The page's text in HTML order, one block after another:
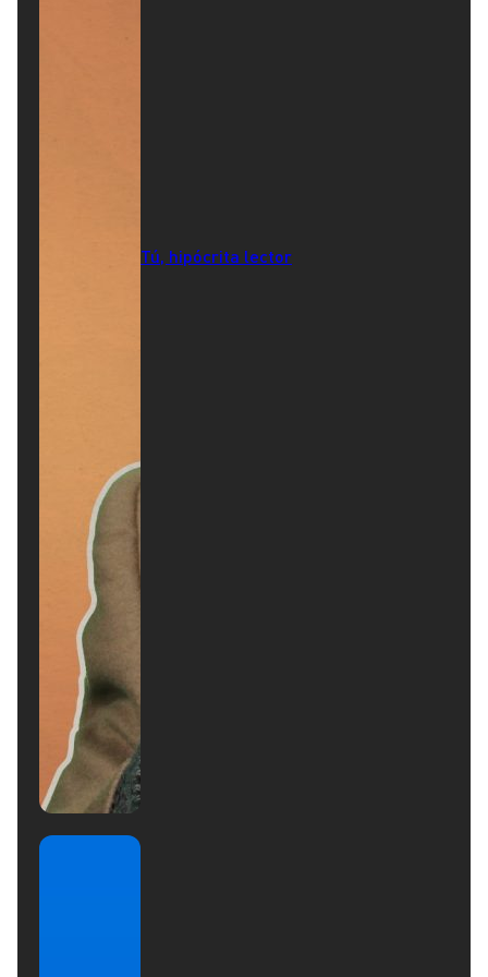
Tú, hipócrita lector